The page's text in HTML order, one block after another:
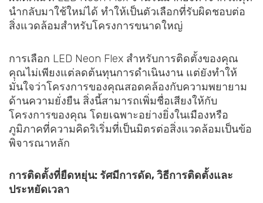
นำกลับมาใช้ใหม่ได้ ทำให้เป็นตัวเลือกที่รับผิดชอบต่อ
สิ่งแวดล้อมสำหรับโครงการขนาดใหญ่
การเลือก LED Neon Flex สำหรับการติดตั้งของคุณ
คุณไม่เพียงแต่ลดต้นทุนการดำเนินงาน แต่ยังทำให้
มั่นใจว่าโครงการของคุณสอดคล้องกับความพยายาม
ด้านความยั่งยืน สิ่งนี้สามารถเพิ่มชื่อเสียงให้กับ
โครงการของคุณ โดยเฉพาะอย่างยิ่งในเมืองหรือ
ภูมิภาคที่ความคิดริเริ่มที่เป็นมิตรต่อสิ่งแวดล้อมเป็นข้อ
พิจารณาหลัก
การติดตั้งที่ยืดหยุ่น: รัศมีการดัด, วิธีการติดตั้งและ
ประหยัดเวลา